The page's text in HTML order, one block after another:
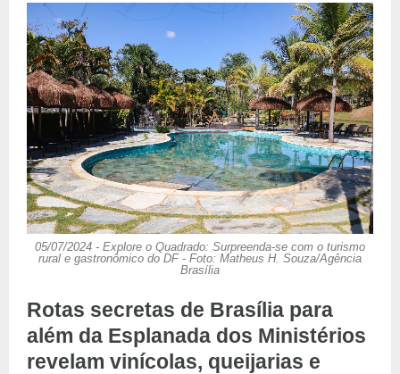
05/07/2024 - Explore o Quadrado: Surpreenda-se com o turismo
rural e gastronômico do DF - Foto: Matheus H. Souza/Agência
Brasília
Rotas secretas de Brasília para
além da Esplanada dos Ministérios
revelam vinícolas, queijarias e